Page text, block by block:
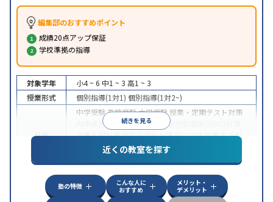
編集部のおすすめポイント
成績20点アップ保証
学校準拠の指導
続きを見る
対象学年 小4 ~ 6 中1 ~ 3 高1 ~ 3
授業形式
個別指導(1対1) 個別指導(1対2~)
目的
中学受験高校受験大学受験 授業・定期テスト対策
内申点対策
学習習慣の定着
総合型選抜(旧AO)対策
推薦入試対策学校別特化対策国公立大対策私大対
共通テスト対策英検(英語検定)対策
特徴
中高一貫校生に対応成績保証制度あり授業の振替
可能
不登校生に対応 1科目から受講可能 発達障害
の子どもに対応 自習室あり
近くの教室を探す
塾の特徴
こんな人に
おすすめ
メリット・
デメリット